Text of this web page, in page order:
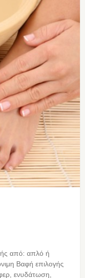
από: απλό ή
Βαφή επιλογής
ενυδάτωση,